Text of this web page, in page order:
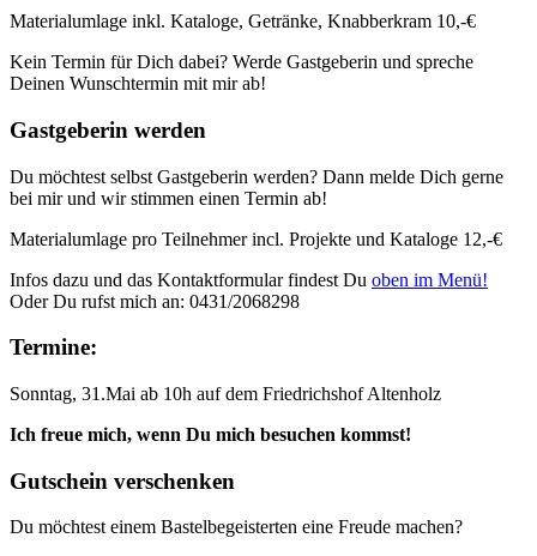
Materialumlage inkl. Kataloge, Getränke, Knabberkram 10,-€
Kein Termin für Dich dabei? Werde Gastgeberin und spreche
Deinen Wunschtermin mit mir ab!
Gastgeberin werden
Du möchtest selbst Gastgeberin werden? Dann melde Dich gerne
bei mir und wir stimmen einen Termin ab!
Materialumlage pro Teilnehmer incl. Projekte und Kataloge 12,-€
Infos dazu und das Kontaktformular findest Du oben im Menü!
Oder Du rufst mich an: 0431/2068298
Termine:
Sonntag, 31.Mai ab 10h auf dem Friedrichshof Altenholz
Ich freue mich, wenn Du mich besuchen kommst!
Gutschein verschenken
Du möchtest einem Bastelbegeisterten eine Freude machen?